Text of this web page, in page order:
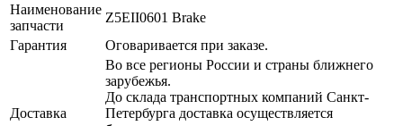
Наименование
запчасти
Z5EII0601 Brake
Гарантия
Оговаривается при заказе.
Доставка
Во все регионы России и страны ближнего
зарубежья.
До склада транспортных компаний Санкт-
Петербурга доставка осуществляется